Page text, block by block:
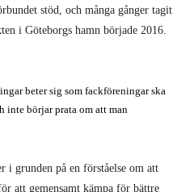
stöd, och många gånger tagit
i Göteborgs hamn började 2016.
beter sig som fackföreningar ska
inte börjar prata om att man
i grunden på en förståelse om att
att gemensamt kämpa för bättre